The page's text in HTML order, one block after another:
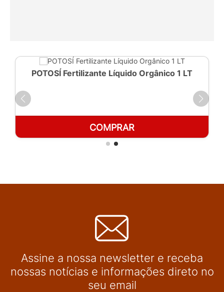
POTOSÍ Fertilizante Líquido Orgânico 1 LT
COMPRAR
Assine a nossa newsletter e receba
nossas notícias e informações direto no
seu email